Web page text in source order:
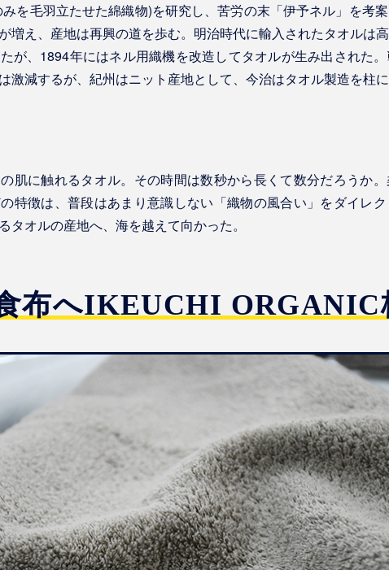
を毛羽立たせた綿織物)を研究し、苦労の末「伊予ネル」を考
増え、産地は再興の道を歩む。明治時代に輸入されたタオルは
が、1894年にはネル用織機を改造してタオルが生み出された
激減するが、紀州はニット産地として、今治はタオル製造を柱
肌に触れるタオル。その時間は数秒から長くて数分だろうか
特徴は、普段はあまり意識しない「織物の風合い」をダイレ
タオルの産地へ、海を越えて向かった。
布へIKEUCHI ORGANIC